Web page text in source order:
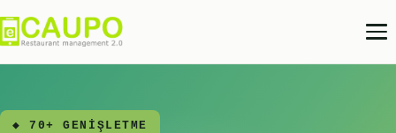
◆ 70+ GENİŞLETME